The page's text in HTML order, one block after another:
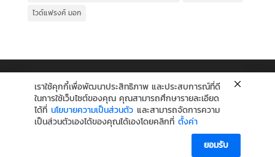
ไวด์แฟรงค์ มอก
เราใช้คุกกี้เพื่อพัฒนาประสิทธิภาพ และประสบการณ์ที่ดี
ในการใช้เว็บไซต์ของคุณ คุณสามารถศึกษารายละเอียด
ได้ที่ นโยบายความเป็นส่วนตัว และสามารถจัดการความ
เป็นส่วนตัวเองได้ของคุณได้เองโดยคลิกที่ ตั้งค่า
ยอมรับ